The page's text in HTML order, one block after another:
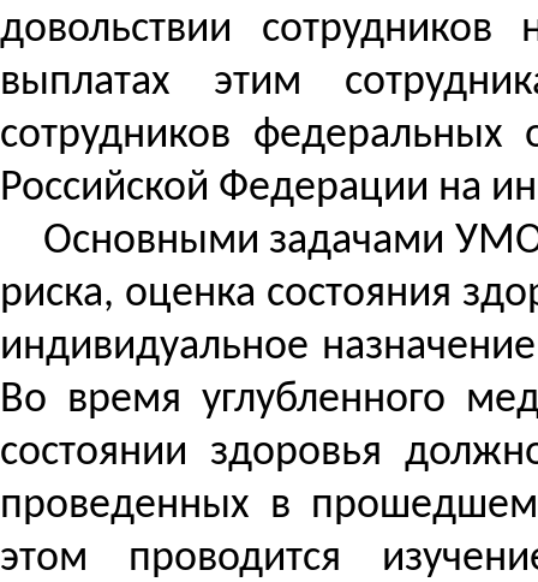
довольствии сотрудников
выплатах этим
сотрудников федеральных
Российской Федерации на
Основными задачами УМО
риска, оценка состояния
индивидуальное
Во время углубленного
состоянии здоровья
проведенных в прошедшем
этом проводится